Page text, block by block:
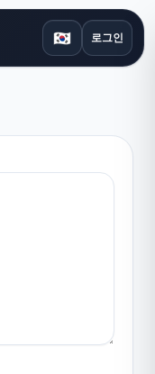
🇰🇷 로그인